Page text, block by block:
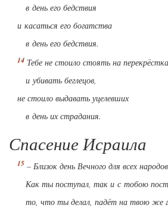
в день его бедствия
и касаться его богатства
в день его бедствия.
Тебе не стоило стоять на
и убивать беглецов,
не стоило выдавать уцелевших
в день их страдания.
Спасение Исраила
– Близок день Вечного для всех
Как ты поступал, так и с тобою
то, что ты делал, падёт на твою же